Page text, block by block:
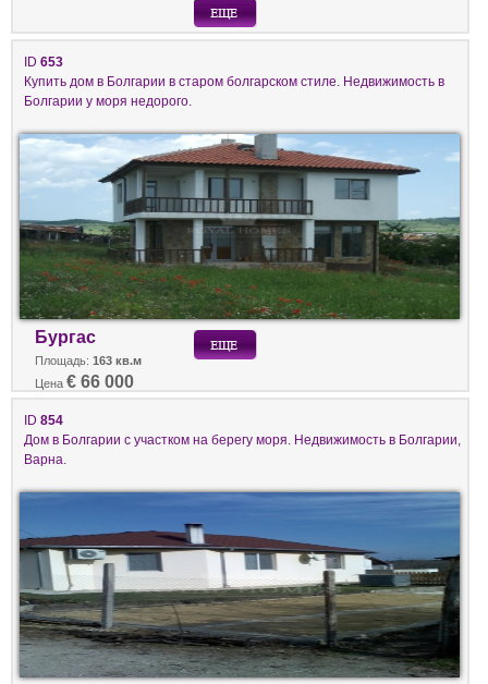
ID 653
Купить дом в Болгарии в старом болгарском стиле. Недвижимость в
Болгарии у моря недорого.
Бургас
Площадь: 163 кв.м
Цена € 66 000
ID 854
Дом в Болгарии с участком на берегу моря. Недвижимость в Болгарии,
Варна.